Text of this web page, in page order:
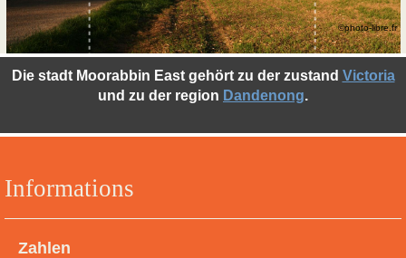
Informations
Zahlen
Die stadt Moorabbin East gehört zu der zustand Victoria
und zu der region Dandenong.
©photo-libre.fr